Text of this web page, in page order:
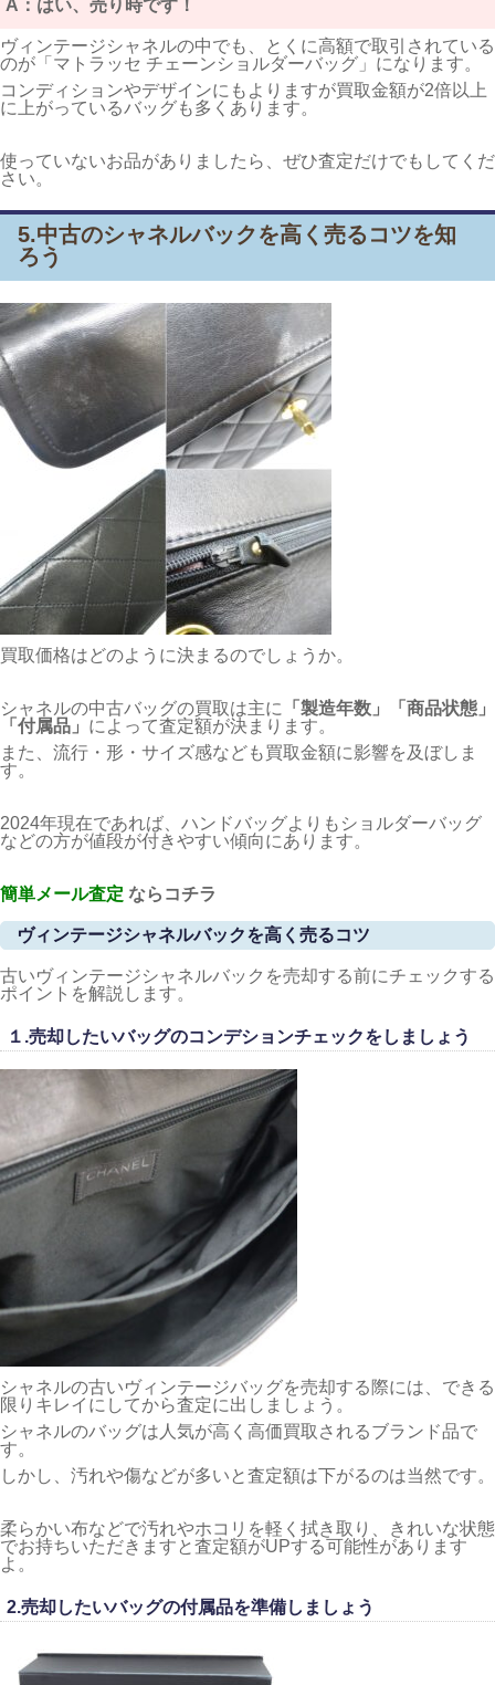
A：はい、売り時です！
ヴィンテージシャネルの中でも、とくに高額で取引されている
のが「マトラッセ チェーンショルダーバッグ」になります。
コンディションやデザインにもよりますが買取金額が2倍以上
に上がっているバッグも多くあります。
使っていないお品がありましたら、ぜひ査定だけでもしてくだ
さい。
5.中古のシャネルバックを高く売るコツを知
ろう
買取価格はどのように決まるのでしょうか。
シャネルの中古バッグの買取は主に
「製造年数」「商品状態」
「付属品」 によって査定額が決まります。
また、流行・形・サイズ感なども買取金額に影響を及ぼしま
す。
2024年現在であれば、ハンドバッグよりもショルダーバッグ
などの方が値段が付きやすい傾向にあります。
簡単メール査定 ならコチラ
ヴィンテージシャネルバックを高く売るコツ
古いヴィンテージシャネルバックを売却する前にチェックする
ポイントを解説します。
１.売却したいバッグのコンデションチェックをしましょう
シャネルの古いヴィンテージバッグを売却する際には、できる
限りキレイにしてから査定に出しましょう。
シャネルのバッグは人気が高く高価買取されるブランド品で
す。
しかし、汚れや傷などが多いと査定額は下がるのは当然です。
柔らかい布などで汚れやホコリを軽く拭き取り、きれいな状態
でお持ちいただきますと査定額がUPする可能性があります
よ。
2.売却したいバッグの付属品を準備しましょう